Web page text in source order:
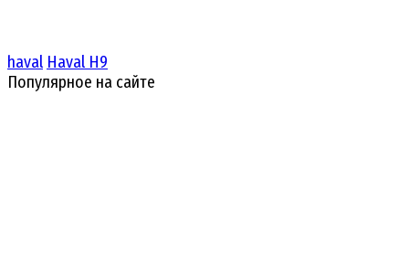
haval Haval H9
Популярное на сайте